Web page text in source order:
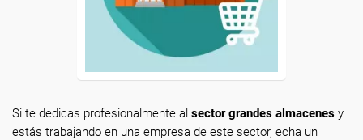
Si te dedicas profesionalmente al sector grandes almacenes y
estás trabajando en una empresa de este sector, echa un